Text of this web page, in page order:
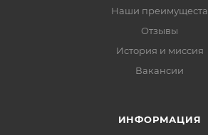
Наши преимущеста
Отзывы
История и миссия
Вакансии
ИНФОРМАЦИЯ